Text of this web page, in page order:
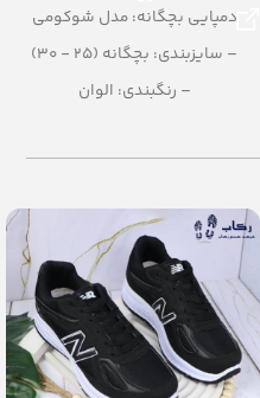
دمپایی بچگانه: مدل شوکومی
– سایزبندی: بچگانه (25 - 30)
– رنگبندی: الوان
– جنس: evasoft